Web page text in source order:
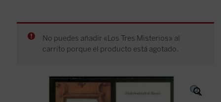
No puedes añadir «Los Tres Misterios» al
carrito porque el producto está agotado.